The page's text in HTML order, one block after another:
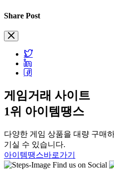
Share Post
게임거래 사이트
1위 아이템땡스
다양한 게임 상품을 대량 구매
기실 수 있습니다.
아이템땡스바로가기
Find us on Social